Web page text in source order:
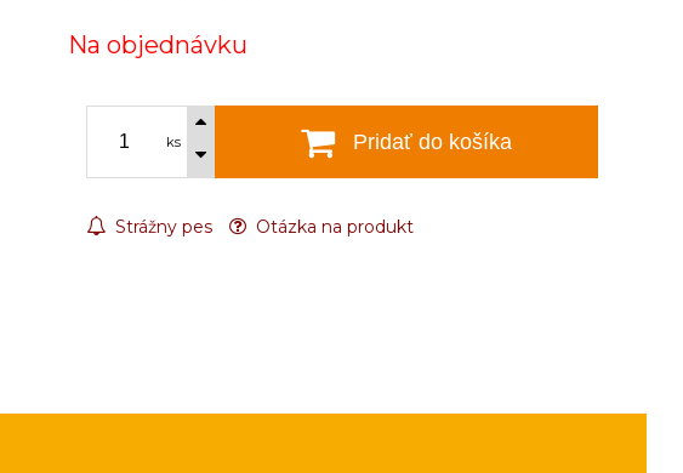
Na objednávku
ks Pridať do košíka
Strážny pes Otázka na produkt